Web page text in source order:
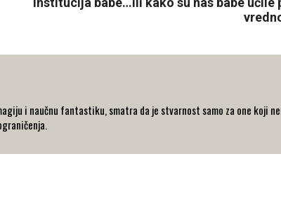
i naučnu fantastiku, smatra da je stvarnost samo za one koji